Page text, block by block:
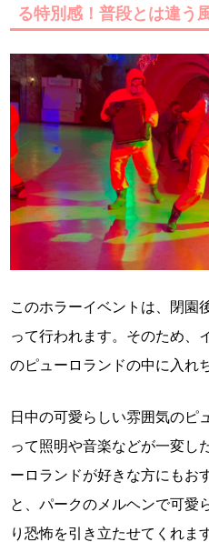
る特別感！普段とは違う
このホラーイベントは、閉園
って行われます。そのため、
のピューロランドの中に入れ
日中の可愛らしい雰囲気のピ
って照明や音楽などが一変し
ーロランドが好きな方にもお
と、パークのメルヘンで可愛
り恐怖を引き立たせてくれま